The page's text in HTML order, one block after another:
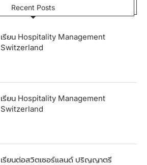
Recent Posts
เรียน Hospitality Management
Switzerland
เรียน Hospitality Management
Switzerland
เรียนต่อสวิตเซอร์แลนด์ ปริญญาตรี